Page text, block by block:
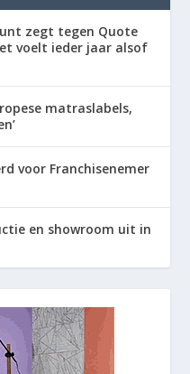
zegt tegen Quote
voelt ieder jaar alsof
matraslabels,
voor Franchisenemer
en showroom uit in